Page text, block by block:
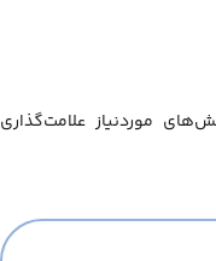
موردنیاز علامت‌گذاری